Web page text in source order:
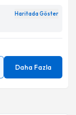
belirtilen
Haritada Göster
Daha Fazla